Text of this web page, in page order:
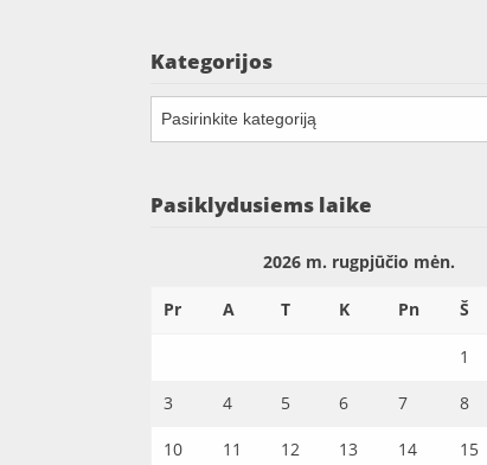
Kategorijos
Kategorijos
Pasiklydusiems laike
2026 m. rugpjūčio mėn.
Pr A T K Pn Š
1
3 4 5 6 7 8
10 11 12 13 14 15